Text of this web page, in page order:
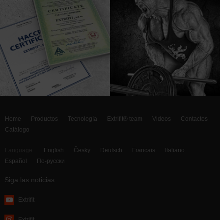
Home Productos Tecnología Extrifit® team Videos
Contactos
Catálogo
English Česky Deutsch Francais
Italiano
Español
По-русски
Siga las noticias
Extrifit